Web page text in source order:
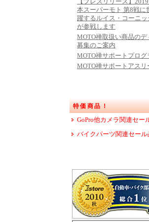
【プレスリリース】
本スーパーモト 第8戦に
躍するルイス・コーニ
が参戦します
MOTO禅取扱い商品のデ
募集のご案内
MOTO禅サポートプログ
MOTO禅サポートアスリ
特価商品！
GoPro他カメラ関連セー
バイクパーツ関連セール